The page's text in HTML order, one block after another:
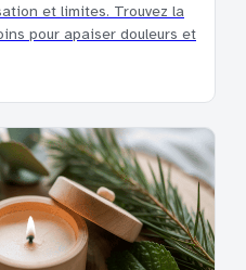
et limites. Trouvez la
pour apaiser douleurs et